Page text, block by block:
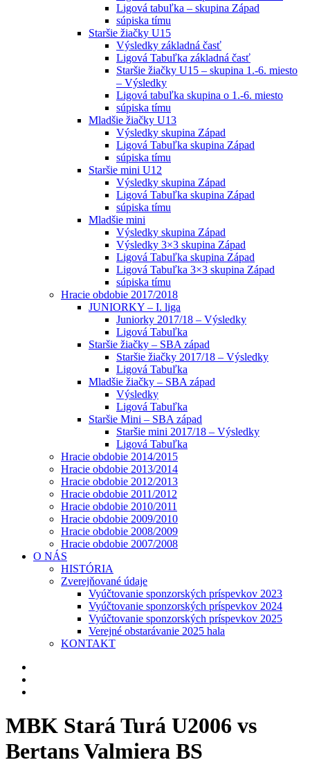
Ligová tabuľka – skupina Západ
súpiska tímu
Staršie žiačky U15
Výsledky základná časť
Ligová Tabuľka základná časť
Staršie žiačky U15 – skupina 1.-6. miesto
– Výsledky
Ligová tabuľka skupina o 1.-6. miesto
súpiska tímu
Mladšie žiačky U13
Výsledky skupina Západ
Ligová Tabuľka skupina Západ
súpiska tímu
Staršie mini U12
Výsledky skupina Západ
Ligová Tabuľka skupina Západ
súpiska tímu
Mladšie mini
Výsledky skupina Západ
Výsledky 3×3 skupina Západ
Ligová Tabuľka skupina Západ
Ligová Tabuľka 3×3 skupina Západ
súpiska tímu
Hracie obdobie 2017/2018
JUNIORKY – I. liga
Juniorky 2017/18 – Výsledky
Ligová Tabuľka
Staršie žiačky – SBA západ
Staršie žiačky 2017/18 – Výsledky
Ligová Tabuľka
Mladšie žiačky – SBA západ
Výsledky
Ligová Tabuľka
Staršie Mini – SBA západ
Staršie mini 2017/18 – Výsledky
Ligová Tabuľka
Hracie obdobie 2014/2015
Hracie obdobie 2013/2014
Hracie obdobie 2012/2013
Hracie obdobie 2011/2012
Hracie obdobie 2010/2011
Hracie obdobie 2009/2010
Hracie obdobie 2008/2009
Hracie obdobie 2007/2008
O NÁS
HISTÓRIA
Zverejňované údaje
Vyúčtovanie sponzorských príspevkov 2023
Vyúčtovanie sponzorských príspevkov 2024
Vyúčtovanie sponzorských príspevkov 2025
Verejné obstarávanie 2025 hala
KONTAKT
MBK Stará Turá U2006 vs
Bertans Valmiera BS